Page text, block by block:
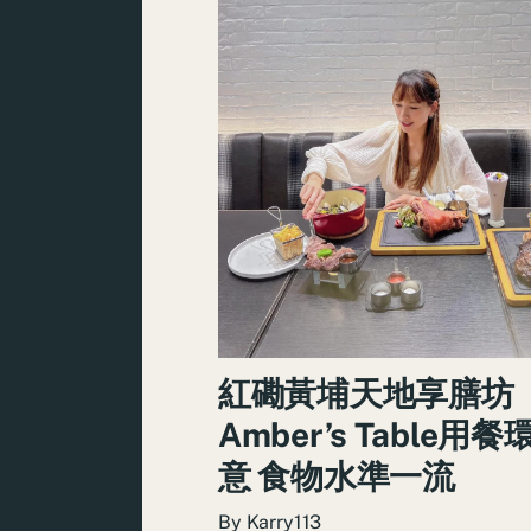
紅磡黃埔天地享膳坊
Amber’s Table用餐
意 食物水準一流
By Karry113